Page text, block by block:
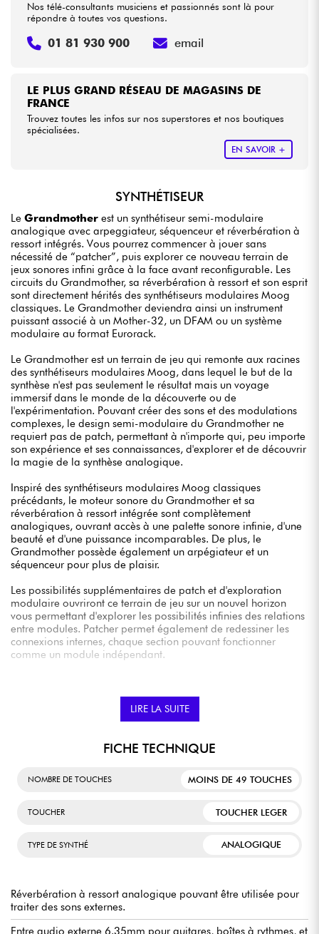
LE PLUS GRAND RÉSEAU DE MAGASINS DE
FRANCE
Trouvez toutes les infos sur nos superstores et nos boutiques
spécialisées.
EN SAVOIR +
Nos télé-consultants musiciens et passionnés sont là pour
répondre à toutes vos questions.
01 81 930 900 email
SYNTHÉTISEUR
Le Grandmother est un synthétiseur semi-modulaire
analogique avec arpeggiateur, séquenceur et réverbération à
ressort intégrés. Vous pourrez commencer à jouer sans
nécessité de “patcher”, puis explorer ce nouveau terrain de
jeux sonores infini grâce à la face avant reconfigurable. Les
circuits du Grandmother, sa réverbération à ressort et son esprit
sont directement hérités des synthétiseurs modulaires Moog
classiques. Le Grandmother deviendra ainsi un instrument
puissant associé à un Mother-32, un DFAM ou un système
modulaire au format Eurorack.
Le Grandmother est un terrain de jeu qui remonte aux racines
des synthétiseurs modulaires Moog, dans lequel le but de la
synthèse n'est pas seulement le résultat mais un voyage
immersif dans le monde de la découverte ou de
l'expérimentation. Pouvant créer des sons et des modulations
complexes, le design semi-modulaire du Grandmother ne
requiert pas de patch, permettant à n'importe qui, peu importe
son expérience et ses connaissances, d'explorer et de découvrir
la magie de la synthèse analogique.
Inspiré des synthétiseurs modulaires Moog classiques
précédants, le moteur sonore du Grandmother et sa
réverbération à ressort intégrée sont complètement
analogiques, ouvrant accès à une palette sonore infinie, d'une
beauté et d'une puissance incomparables. De plus, le
Grandmother possède également un arpégiateur et un
séquenceur pour plus de plaisir.
Les possibilités supplémentaires de patch et d'exploration
modulaire ouvriront ce terrain de jeu sur un nouvel horizon
vous permettant d'explorer les possibilités infinies des relations
entre modules. Patcher permet également de redessiner les
connexions internes, chaque section pouvant fonctionner
comme un module indépendant.
sources sonores externes, ainsi que le clavier parfait pour
LIRE LA SUITE
FICHE TECHNIQUE
NOMBRE DE TOUCHES MOINS DE 49 TOUCHES
TOUCHER TOUCHER LEGER
TYPE DE SYNTHÉ ANALOGIQUE
Réverbération à ressort analogique pouvant être utilisée pour
traiter des sons externes.
Entre audio externe 6.35mm pour guitares, boîtes à rythmes, et